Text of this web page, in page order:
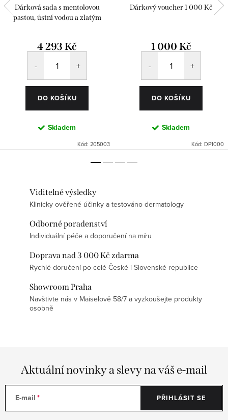
Dárková sada s mentolovou
pastou, ústní vodou a zlatým
4 293 Kč
DO KOŠÍKU
Skladem
Kód: 205003
Dárkový voucher 1 000 Kč
1 000 Kč
DO KOŠÍKU
Skladem
Kód: DP1000
Viditelné výsledky
Klinicky ověřené účinky a testováno dermatology
Odborné poradenství
Individuální péče a doporučení na míru
Doprava nad 3 000 Kč zdarma
Rychlé doručení po celé České i Slovenské republice
Showroom Praha
Navštivte nás v Maiselově 58/7 a vyzkoušejte produkty
osobně
Aktuální novinky a slevy na váš e-mail
E-mail PŘIHLÁSIT SE